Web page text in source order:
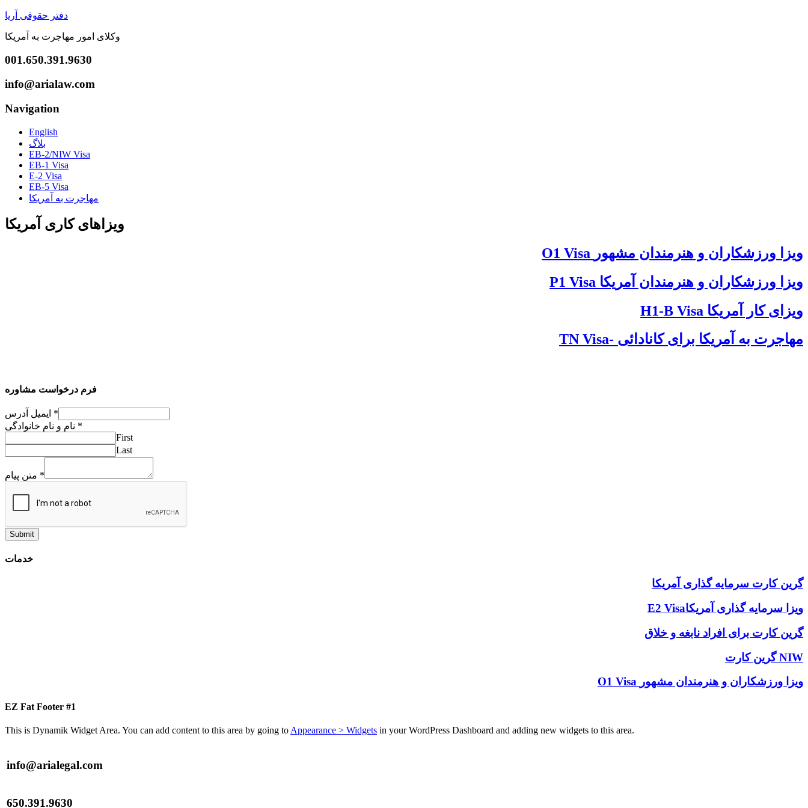
دفتر حقوقی آریا
وکلای امور مهاجرت به آمریکا
001.650.391.9630
info@arialaw.com
Navigation
English
بلاگ
EB-2/NIW Visa
EB-1 Visa
E-2 Visa
EB-5 Visa
مهاجرت به آمریکا
ویزاهای کاری آمریکا
O1 Visa ویزا ورزشکاران و هنرمندان مشهور
P1 Visa ویزا ورزشکاران و هنرمندان آمریکا
H1-B Visa ویزای کار آمریکا
TN Visa- مهاجرت به آمریکا برای کانادائی
فرم درخواست مشاوره
*
*
First
Last
*
Submit
خدمات
گرین کارت سرمایه‌ گذاری آمریکا
E2 Visaویزا سرمایه گذاری آمریکا
گرین کارت برای افراد نابغه و خلاق
گرین کارت NIW
O1 Visa ویزا ورزشکاران و هنرمندان مشهور
EZ Fat Footer #1
This is Dynamik Widget Area. You can add content to this area by going to Appearance > Widgets in your WordPress Dashboard and adding new widgets to this area.
info@arialegal.com
650.391.9630